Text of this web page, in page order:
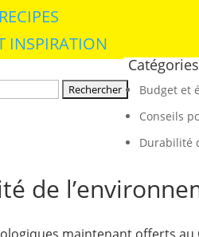
INSPIRATION
Catégories
Budget et
Conseils
Durabilité
de